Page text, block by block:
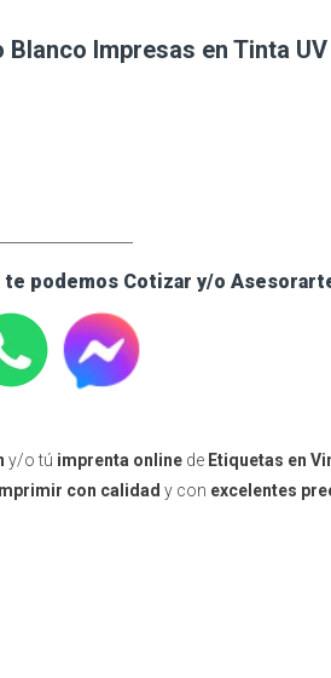
Impresas en Tinta
te podemos Cotizar y/o
y/o tú imprenta onlinede Etiquetas en
con calidad y con excelentes